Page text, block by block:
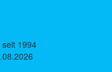
1994